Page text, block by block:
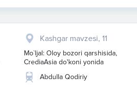
Kashgar mavzesi, 11
Mo`ljal: Oloy bozori qarshisida,
CrediaAsia do'koni yonida
Abdulla Qodiriy